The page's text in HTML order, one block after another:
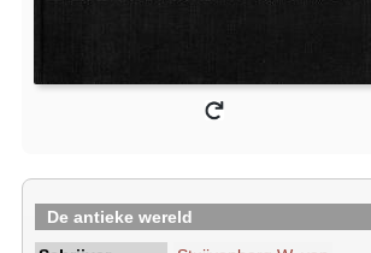
De antieke wereld